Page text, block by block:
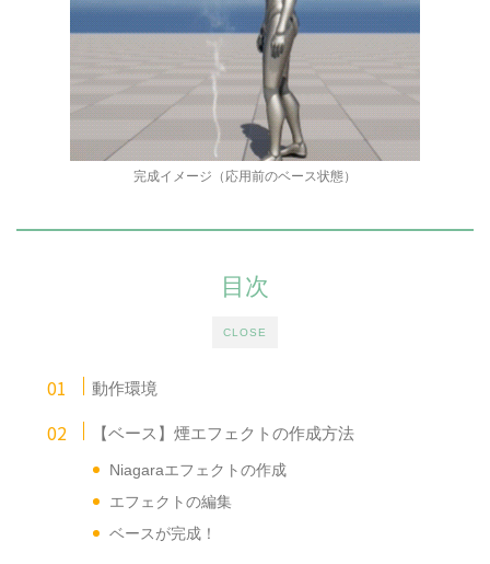
完成イメージ（応用前のベース状態）
CLOSE
目次
動作環境
【ベース】煙エフェクトの作成方法
Niagaraエフェクトの作成
エフェクトの編集
ベースが完成！